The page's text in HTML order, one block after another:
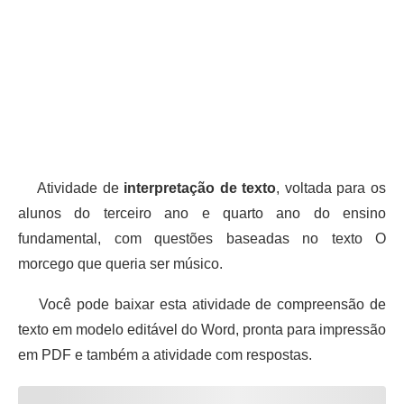
Atividade de interpretação de texto, voltada para os
alunos do terceiro ano e quarto ano do ensino
fundamental, com questões baseadas no texto O
morcego que queria ser músico.
Você pode baixar esta atividade de compreensão de
texto em modelo editável do Word, pronta para impressão
em PDF e também a atividade com respostas.